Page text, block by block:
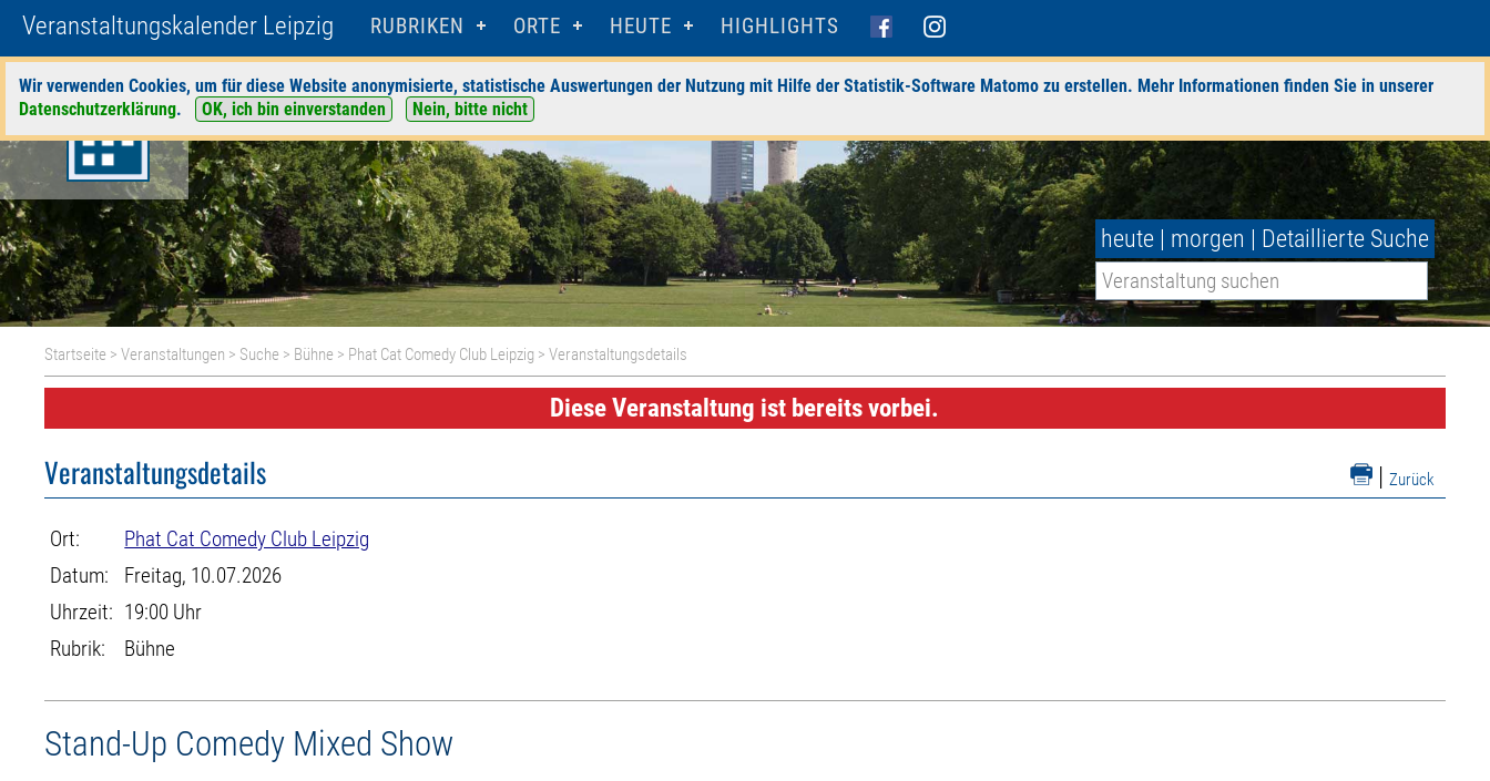
Veranstaltungskalender Leipzig RUBRIKEN ORTE HEUTE HIGHLIGHTS
Wir verwenden Cookies, um für diese Website anonymisierte, statistische Auswertungen der Nutzung mit Hilfe der Statistik-Software Matomo zu erstellen. Mehr Informationen finden Sie in unserer
Datenschutzerklärung. OK, ich bin einverstanden Nein, bitte nicht
heute | morgen | Detaillierte Suche
Startseite >Veranstaltungen > Suche > Bühne > Phat Cat Comedy Club Leipzig > Veranstaltungsdetails
Diese Veranstaltung ist bereits vorbei.
| Zurück
Veranstaltungsdetails
Ort:
Phat Cat Comedy Club Leipzig
Datum:
Freitag, 10.07.2026
Uhrzeit: 19:00 Uhr
Rubrik:
Bühne
Stand-Up Comedy Mixed Show